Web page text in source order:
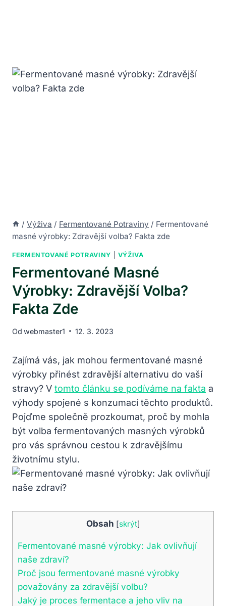
/ Výživa / Fermentované Potraviny / Fermentované
masné výrobky: Zdravější volba? Fakta zde
FERMENTOVANÉ POTRAVINY VÝŽIVA
Fermentované Masné
Výrobky: Zdravější Volba?
Fakta Zde
Od webmaster1 12. 3. 2023
Zajímá vás, jak mohou fermentované masné
výrobky přinést zdravější alternativu do vaší
stravy? V‍ tomto článku se podíváme na fakta a
výhody spojené ⁤s konzumací těchto produktů.
Pojďme společně prozkoumat, ⁤proč by mohla
být volba fermentovaných masných výrobků‌
pro vás‍ správnou cestou k zdravějšímu
životnímu⁤ stylu.
Obsah [skrýt]
Fermentované ⁤masné výrobky: Jak ovlivňují
naše zdraví?
Proč jsou fermentované masné výrobky
považovány za zdravější volbu?
Jaký⁤ je​ proces fermentace a jeho vliv⁤ na